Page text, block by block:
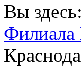
Вы здесь:
Филиала